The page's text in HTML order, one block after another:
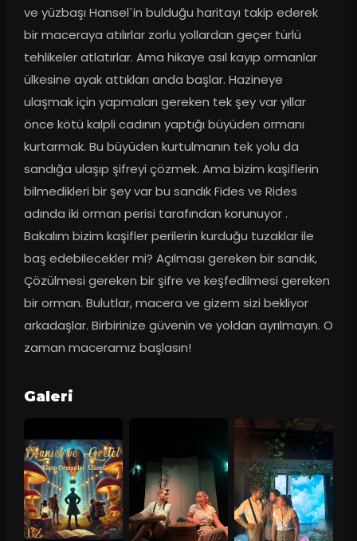
ve yüzbaşı Hansel`in bulduğu haritayı takip ederek
bir maceraya atılırlar zorlu yollardan geçer türlü
tehlikeler atlatırlar. Ama hikaye asıl kayıp ormanlar
ülkesine ayak attıkları anda başlar. Hazineye
ulaşmak için yapmaları gereken tek şey var yıllar
önce kötü kalpli cadının yaptığı büyüden ormanı
kurtarmak. Bu büyüden kurtulmanın tek yolu da
sandığa ulaşıp şifreyi çözmek. Ama bizim kaşiflerin
bilmedikleri bir şey var bu sandık Fides ve Rides
adında iki orman perisi tarafından korunuyor .
Bakalım bizim kaşifler perilerin kurduğu tuzaklar ile
baş edebilecekler mi? Açılması gereken bir sandık,
Çözülmesi gereken bir şifre ve keşfedilmesi gereken
bir orman. Bulutlar, macera ve gizem sizi bekliyor
arkadaşlar. Birbirinize güvenin ve yoldan ayrılmayın. O
zaman maceramız başlasın!
Galeri